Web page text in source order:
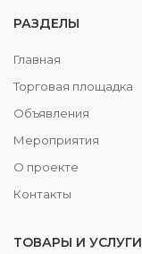
РАЗДЕЛЫ
Главная
Торговая площадка
Объявления
Мероприятия
О проекте
Контакты
ТОВАРЫ И УСЛУГИ